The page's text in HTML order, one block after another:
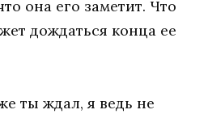
она его заметит. Что
дождаться конца ее
ты ждал, я ведь не